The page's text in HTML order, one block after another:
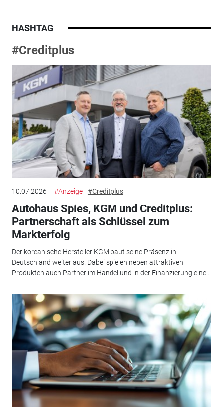
HASHTAG
#Creditplus
10.07.2026 #Anzeige #Creditplus
Autohaus Spies, KGM und Creditplus:
Partnerschaft als Schlüssel zum
Markterfolg
Der koreanische Hersteller KGM baut seine Präsenz in
Deutschland weiter aus. Dabei spielen neben attraktiven
Produkten auch Partner im Handel und in der Finanzierung eine...